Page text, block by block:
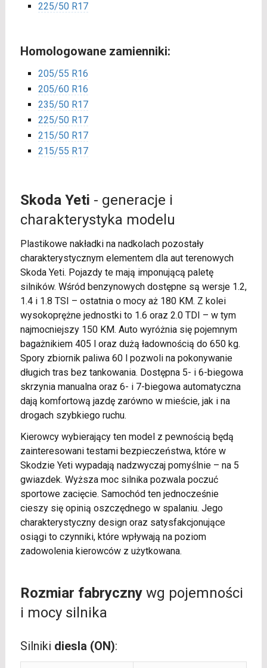
225/50 R17
Homologowane zamienniki:
205/55 R16
205/60 R16
235/50 R17
225/50 R17
215/50 R17
215/55 R17
Skoda Yeti - generacje i
charakterystyka modelu
Plastikowe nakładki na nadkolach pozostały
charakterystycznym elementem dla aut terenowych
Skoda Yeti. Pojazdy te mają imponującą paletę
silników. Wśród benzynowych dostępne są wersje 1.2,
1.4 i 1.8 TSI – ostatnia o mocy aż 180 KM. Z kolei
wysokoprężne jednostki to 1.6 oraz 2.0 TDI – w tym
najmocniejszy 150 KM. Auto wyróżnia się pojemnym
bagażnikiem 405 l oraz dużą ładownością do 650 kg.
Spory zbiornik paliwa 60 l pozwoli na pokonywanie
długich tras bez tankowania. Dostępna 5- i 6-biegowa
skrzynia manualna oraz 6- i 7-biegowa automatyczna
dają komfortową jazdę zarówno w mieście, jak i na
drogach szybkiego ruchu.
Kierowcy wybierający ten model z pewnością będą
zainteresowani testami bezpieczeństwa, które w
Skodzie Yeti wypadają nadzwyczaj pomyślnie – na 5
gwiazdek. Wyższa moc silnika pozwala poczuć
sportowe zacięcie. Samochód ten jednocześnie
cieszy się opinią oszczędnego w spalaniu. Jego
charakterystyczny design oraz satysfakcjonujące
osiągi to czynniki, które wpływają na poziom
zadowolenia kierowców z użytkowana.
Rozmiar fabrycznywg pojemności
i mocy silnika
Silniki diesla (ON):